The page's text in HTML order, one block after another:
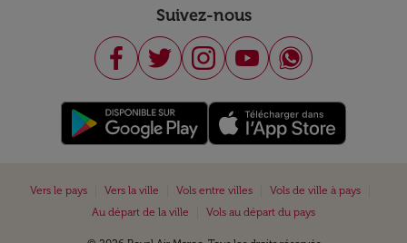
Suivez-nous
Vers le pays Vers la ville Vols entre villes Vols de ville à pays
Au départ de la ville
Vols au départ du pays